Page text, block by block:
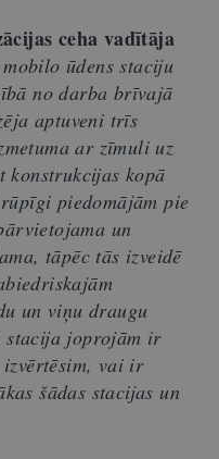
ceha vadītāja
mobilo ūdens staciju
no darba brīvajā
aptuveni trīs
ar zīmuli uz
konstrukcijas kopā
piedomājām pie
un
tāpēc tās izveidē
un viņu draugu
stacija joprojām ir
vai ir
šādas stacijas un